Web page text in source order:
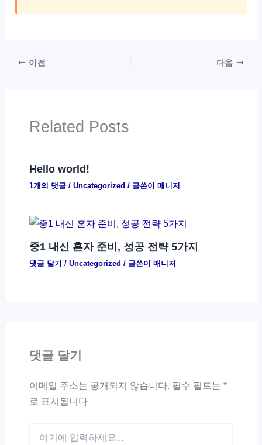
이전 다음
Related Posts
Hello world!
1개의 댓글 / Uncategorized / 글쓴이 매니저
중1 내신 혼자 준비, 성공 전략 5가지
댓글 달기 / Uncategorized / 글쓴이 매니저
댓글 달기
이메일 주소는 공개되지 않습니다. 필수 필드는 *
로 표시됩니다